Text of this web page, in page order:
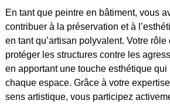
En tant que peintre en bâtiment, vous
contribuer à la préservation et à
en tant qu’artisan polyvalent. Votre
protéger les structures contre les
en apportant une touche esthétique qui
chaque espace. Grâce à votre
sens artistique, vous participez